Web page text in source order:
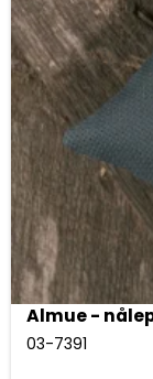
Almue -
03-7391